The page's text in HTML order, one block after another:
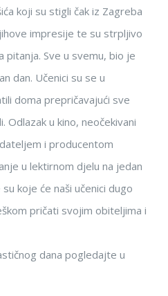
koji su stigli čak iz Zagreba
impresije te su strpljivo
pitanja. Sve u svemu, bio je
dan. Učenici su se u
doma prepričavajući sve
Odlazak u kino, neočekivani
i producentom
u lektirnom djelu na jedan
koje će naši učenici dugo
pričati svojim obiteljima i
dana pogledajte u